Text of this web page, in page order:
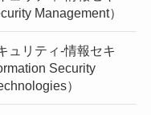
Management）
ュリティ-情報セキ
Security
）